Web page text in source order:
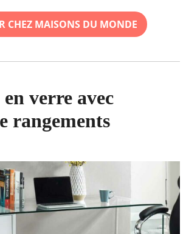
CHEZ MAISONS DU MONDE
verre avec
rangements